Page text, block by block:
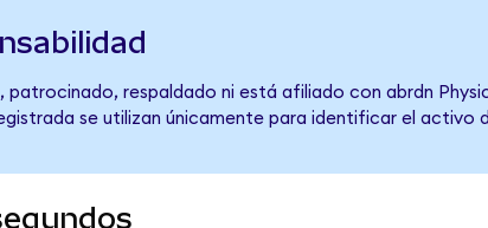
respaldado ni está afiliado con abrdn
se utilizan únicamente para identificar el activo